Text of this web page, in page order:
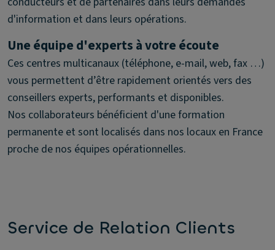
d'information et dans leurs opérations.
Une équipe d'experts à votre écoute
Ces centres multicanaux (téléphone, e-mail, web, fax …)
vous permettent d’être rapidement orientés vers des
conseillers experts, performants et disponibles.
Nos collaborateurs bénéficient d'une formation
permanente et sont localisés dans nos locaux en France
proche de nos équipes opérationnelles.
Service de Relation Clients